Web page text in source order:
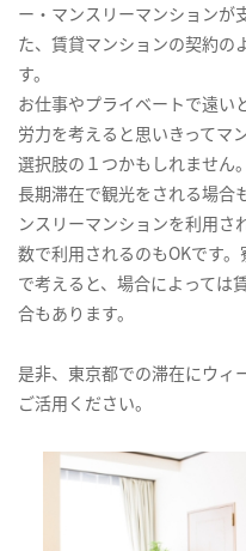
ー・マンスリーマンションが
た、賃貸マンションの契約の
す。
お仕事やプライベートで遠い
労力を考えると思いきってマ
選択肢の１つかもしれません。
長期滞在で観光をされる場合
ンスリーマンションを利用さ
数で利用されるのもOKです
で考えると、場合によっては
合もあります。
是非、東京都での滞在にウィ
ご活用ください。